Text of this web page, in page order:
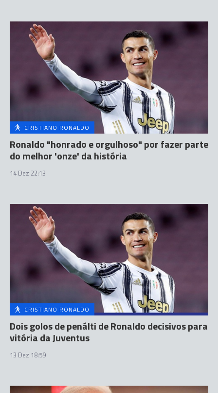
CRISTIANO RONALDO
Ronaldo "honrado e orgulhoso" por fazer parte
do melhor 'onze' da história
14 Dez 22:13
CRISTIANO RONALDO
Dois golos de penálti de Ronaldo decisivos para
vitória da Juventus
13 Dez 18:59